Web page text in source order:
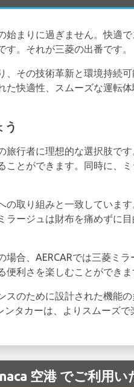
始まりに過ぎません。快適
。それが三菱の出番です。
その技術革新と環境持続
快適性、スムーズな運転
う
行者に理想的な選択肢です
とができます。同時に、
取り組みと一致していま
ージュは財布を痛めずに
合、AERCARでは三菱ミラ
利さを楽しむことができま
のために設計された機能
タカーは、よりスムーズで
空港 でご利用い